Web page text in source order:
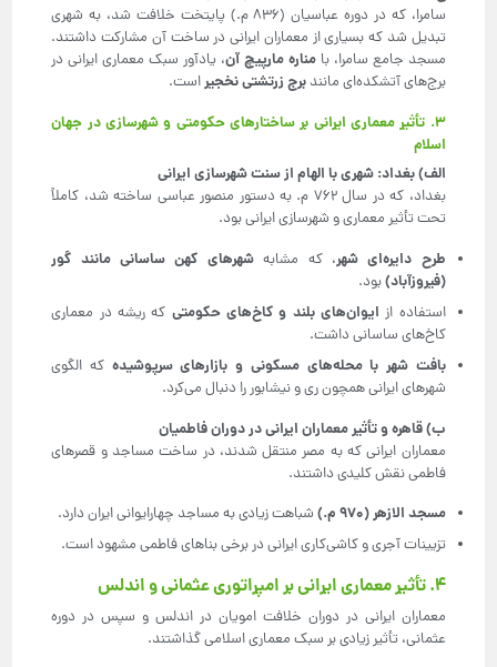
سامرا، که در دوره عباسیان (۸۳۶ م.) پایتخت خلافت شد، به شهری
تبدیل شد که بسیاری از معماران ایرانی در ساخت آن مشارکت داشتند.
مسجد جامع سامرا، بامناره مارپیچ آن، یادآور سبک معماری ایرانی در
برج‌های آتشکده‌ای مانندبرج زرتشتی نخجیراست.
۳. تأثیر معماری ایرانی بر ساختارهای حکومتی و شهرسازی در جهان
اسلام
الف) بغداد: شهری با الهام از سنت شهرسازی ایرانی
بغداد، که در سال ۷۶۲ م. به دستور منصور عباسی ساخته شد، کاملاً
تحت تأثیر معماری و شهرسازی ایرانی بود.
طرح دایره‌ای شهر، که مشابهشهرهای کهن ساسانی مانند گور
(فیروزآباد)بود.
استفاده از ایوان‌های بلند و کاخ‌های حکومتی که ریشه در معماری
کاخ‌های ساسانی داشت.
بافت شهر با محله‌های مسکونی و بازارهای سرپوشیده که الگوی
شهرهای ایرانی همچون ری و نیشابور را دنبال می‌کرد.
ب) قاهره و تأثیر معماران ایرانی در دوران فاطمیان
معماران ایرانی که به مصر منتقل شدند، در ساخت مساجد و قصرهای
فاطمی نقش کلیدی داشتند.
مسجد الازهر (۹۷۰م.) شباهت زیادی به مساجد چهارایوانی ایران دارد.
تزیینات آجری و کاشی‌کاری ایرانی در برخی بناهای فاطمی مشهود است.
۴. تأثیر معماری ایرانی بر امپراتوری عثمانی و اندلس
معماران ایرانی در دوران خلافت امویان در اندلس و سپس در دوره
عثمانی، تأثیر زیادی بر سبک معماری اسلامی گذاشتند.